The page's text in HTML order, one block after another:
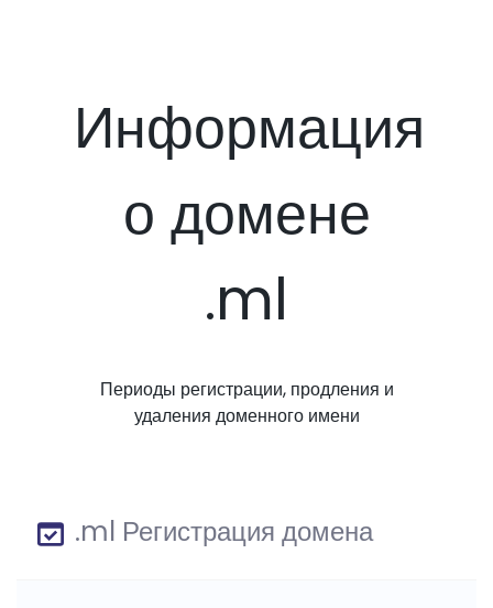
Информация
о домене
.ml
Периоды регистрации, продления и
удаления доменного имени
.ml Регистрация домена